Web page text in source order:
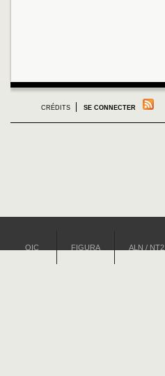
CRÉDITS SE CONNECTER
OIC FIGURA ALN / NT2